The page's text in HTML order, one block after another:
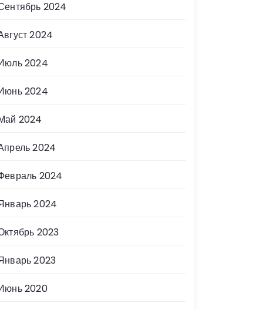
2024
2024
2024
2024
2024
2024
2024
2024
2023
2023
2020